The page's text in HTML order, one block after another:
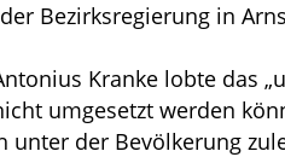
Bezirksregierung in
Kranke lobte das
umgesetzt werden
unter der Bevölkerung